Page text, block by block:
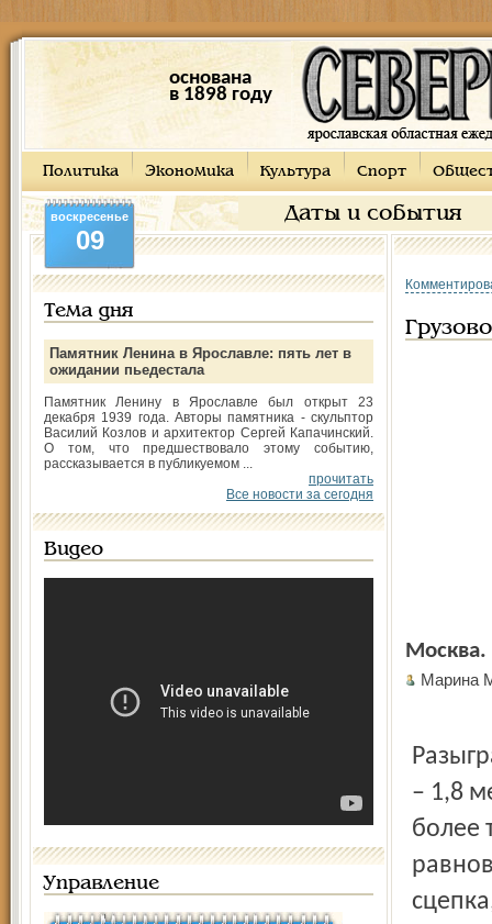
основана
в 1898 году
Политика Экономика Культура Спорт
Даты и события
воскресенье
09
Тема дня
Памятник Ленина в Ярославле: пять лет в
ожидании пьедестала
Памятник Ленину в Ярославле был открыт 23
декабря 1939 года. Авторы памятника - скульптор
Василий Козлов и архитектор Сергей Капачинский.
О том, что предшествовало этому событию,
рассказывается в публикуемом ...
прочитать
Все новости за сегодня
Видео
Управление
Москва.
Марина
– 1,8
более